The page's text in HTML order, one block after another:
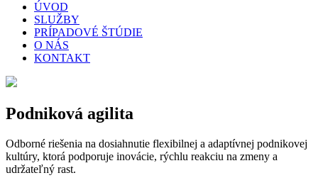
ÚVOD
SLUŽBY
PRÍPADOVÉ ŠTÚDIE
O NÁS
KONTAKT
Podniková agilita
Odborné riešenia na dosiahnutie flexibilnej a adaptívnej podnikovej
kultúry, ktorá podporuje inovácie, rýchlu reakciu na zmeny a
udržateľný rast.